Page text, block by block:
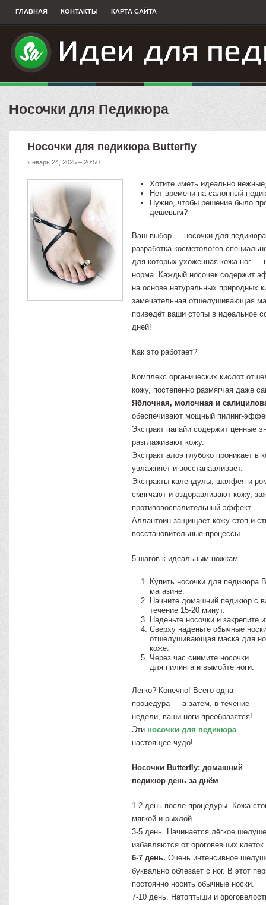
ГЛАВНАЯ КОНТАКТЫ КАРТА САЙТА
Носочки для Педикюра
Носочки для педикюра Butterfly
Январь 24, 2025 – 20:50
Хотите иметь идеально
Нет времени на салонный
Нужно, чтобы решение было
дешевым?
Ваш выбор — носочки для
разработка косметологов
для которых ухоженная кожа ног —
норма. Каждый носочек содержит
на основе натуральных природных
замечательная отшелушивающая
приведёт ваши стопы в идеальное
дней!
Как это работает?
Комплекс органических кислот
кожу, постепенно размягчая даже
Яблочная, молочная и
обеспечивают мощный пилинг-
Экстракт папайи содержит ценные
разглаживают кожу.
Экстракт алоэ глубоко проникает в
увлажняет и восстанавливает.
Экстракты календулы, шалфея и
смягчают и оздоравливают кожу,
противовоспалительный эффект.
Аллантоин защищает кожу стоп и
восстановительные процессы.
5 шагов к идеальным ножкам
Купить носочки для педикюра
магазине.
Начните домашний педикюр с
течение 15-20 минут.
Наденьте носочки и закрепите
Сверху наденьте обычные
отшелушивающая маска для
коже.
Через час снимите носочки
для пилинга и вымойте ноги.
Легко? Конечно! Всего одна
процедура — а затем, в течение
недели, ваши ноги преобразятся!
Эти носочки для педикюра—
настоящее чудо!
Носочки Butterfly: домашний
педикюр день за днём
1-2 день после процедуры. Кожа
мягкой и рыхлой.
3-5 день. Начинается лёгкое
избавляются от ороговевших клеток.
6-7 день. Очень интенсивное
буквально облезает с ног. В этот
постоянно носить обычные носки.
7-10 день. Натоптыши и